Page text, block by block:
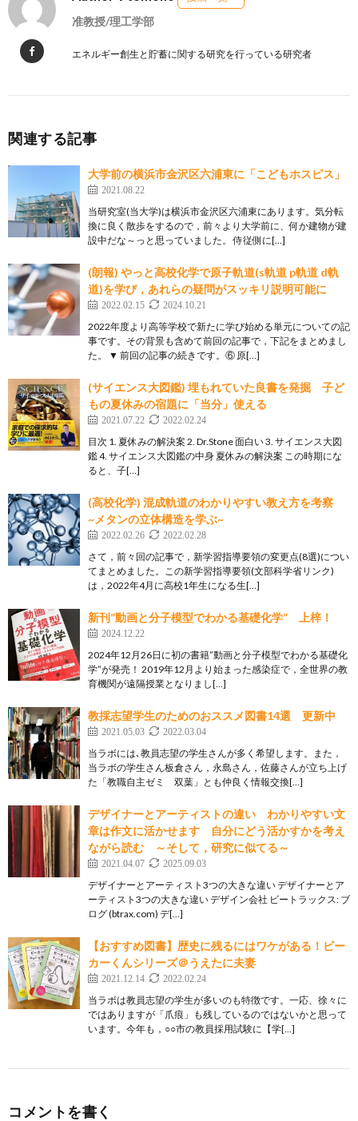
准教授/理工学部
エネルギー創生と貯蓄に関する研究を行っている研究者
関連する記事
大学前の横浜市金沢区六浦東に「こどもホスピス」
2021.08.22
当研究室(当大学)は横浜市金沢区六浦東にあります。気分転
換に良く散歩をするので，前々より大学前に、何か建物が建
設中だな～っと思っていました。 侍従側に[…]
(朗報) やっと高校化学で原子軌道(s軌道 p軌道 d軌
道)を学び，あれらの疑問がスッキリ説明可能に
2022.02.15 2024.10.21
2022年度より高等学校で新たに学び始める単元についての記
事です。その背景も含めて前回の記事で，下記をまとめまし
た。 ▼ 前回の記事の続きです。⑥ 原[…]
(サイエンス大図鑑) 埋もれていた良書を発掘 子ど
もの夏休みの宿題に「当分」使える
2021.07.22 2022.02.24
目次 1. 夏休みの解決案 2. Dr.Stone 面白い 3. サイエンス大図
鑑 4. サイエンス大図鑑の中身 夏休みの解決案 この時期にな
ると、子[…]
(高校化学) 混成軌道のわかりやすい教え方を考察
~メタンの立体構造を学ぶ~
2022.02.26 2022.02.28
さて，前々回の記事で，新学習指導要領の変更点(8選)につい
てまとめました。この新学習指導要領(文部科学省リンク)
は，2022年4月に高校1年生になる生[…]
新刊”動画と分子模型でわかる基礎化学” 上梓！
2024.12.22
2024年12月26日に初の書籍”動画と分子模型でわかる基礎化
学”が発売！ 2019年12月より始まった感染症で，全世界の教
育機関が遠隔授業となりまし[…]
教採志望学生のためのおススメ図書14選 更新中
2021.05.03 2022.03.04
当ラボには､教員志望の学生さんが多く希望します。また，
当ラボの学生さん板倉さん，永島さん，佐藤さんが立ち上げ
た「教職自主ゼミ 双葉」とも仲良く情報交換[…]
デザイナーとアーティストの違い わかりやすい文
章は作文に活かせます 自分にどう活かすかを考え
ながら読む ～そして，研究に似てる～
2021.04.07 2025.09.03
デザイナーとアーティスト3つの大きな違い デザイナーとア
ーティスト3つの大きな違い デザイン会社 ビートラックス: ブ
ログ (btrax.com) デ[…]
【おすすめ図書】歴史に残るにはワケがある！ビー
カーくんシリーズ＠うえたに夫妻
2021.12.14 2022.02.24
当ラボは教員志望の学生が多いのも特徴です。一応、徐々に
ではありますが「爪痕」も残しているのではないかと思って
います。今年も，○○市の教員採用試験に【学[…]
コメントを書く